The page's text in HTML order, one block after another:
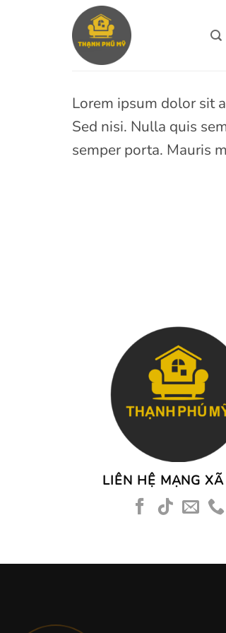
Lorem ipsum dolor sit
Sed nisi. Nulla quis
semper porta. Mauris
LIÊN HỆ MẠNG